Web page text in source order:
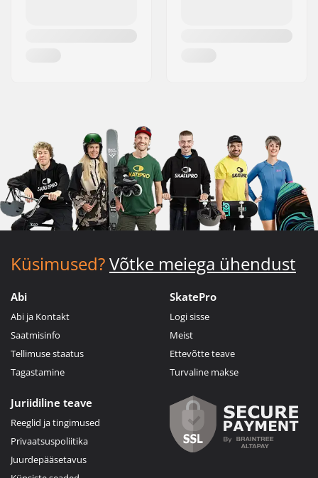
Küsimused?Võtke meiega ühendust
Abi
Abi ja Kontakt
Saatmisinfo
Tellimuse staatus
Tagastamine
SkatePro
Logi sisse
Meist
Ettevõtte teave
Turvaline makse
Juriidiline teave
Reeglid ja tingimused
Privaatsuspoliitika
Juurdepääsetavus